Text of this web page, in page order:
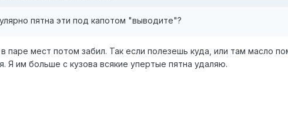
пятна эти под капотом "выводите"?
паре мест потом забил. Так если полезешь куда, или там масло
Я им больше с кузова всякие упертые пятна удаляю.